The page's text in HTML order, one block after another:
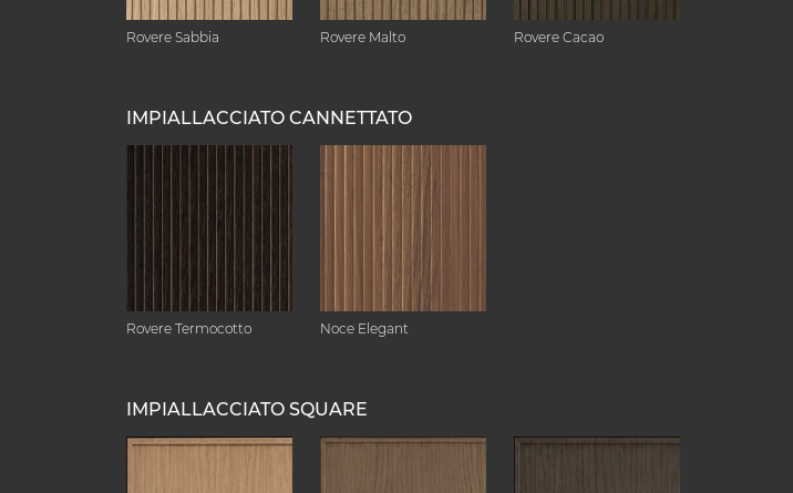
Rovere Sabbia Rovere Malto Rovere Cacao
IMPIALLACCIATO CANNETTATO
Rovere Termocotto Noce Elegant
IMPIALLACCIATO SQUARE